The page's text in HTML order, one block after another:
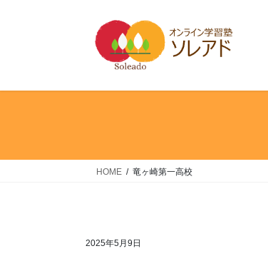
へ
プ
ョ
動
HOME 竜ヶ崎第一高校
2025年5月9日